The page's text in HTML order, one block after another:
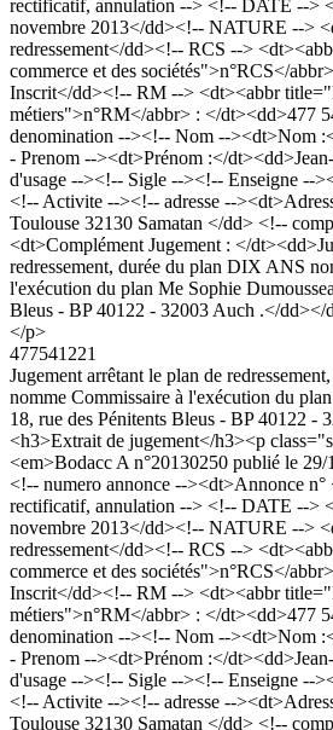
rectificatif, annulation --> <!-- DATE -->
novembre 2013</dd><!-- NATURE -->
redressement</dd><!-- RCS -->
commerce et des sociétés">n°RCS</
Inscrit</dd><!-- RM --> <dt><abbr
métiers">n°RM</abbr> : </dt><dd>477
denomination --><!-- Nom --><dt>Nom
- Prenom --><dt>Prénom :</
d'usage --><!-- Sigle --><!-- Enseigne --
<!-- Activite --><!-- adresse --
Toulouse 32130 Samatan </dd> <!--
<dt>Complément Jugement : </
redressement, durée du plan DIX ANS
l'exécution du plan Me Sophie
Bleus - BP 40122 - 32003 Auch .</
</p>
477541221
Jugement arrêtant le plan de
nomme Commissaire à l'exécution du
18, rue des Pénitents Bleus - BP 40122 -
<h3>Extrait de jugement</h3><p
<em>Bodacc A n°20130250 publié le
<!-- numero annonce --><dt>Annonce
rectificatif, annulation --> <!-- DATE -->
novembre 2013</dd><!-- NATURE -->
redressement</dd><!-- RCS -->
commerce et des sociétés">n°RCS</
Inscrit</dd><!-- RM --> <dt><abbr
métiers">n°RM</abbr> : </dt><dd>477
denomination --><!-- Nom --><dt>Nom
- Prenom --><dt>Prénom :</
d'usage --><!-- Sigle --><!-- Enseigne --
<!-- Activite --><!-- adresse --
Toulouse 32130 Samatan </dd> <!--